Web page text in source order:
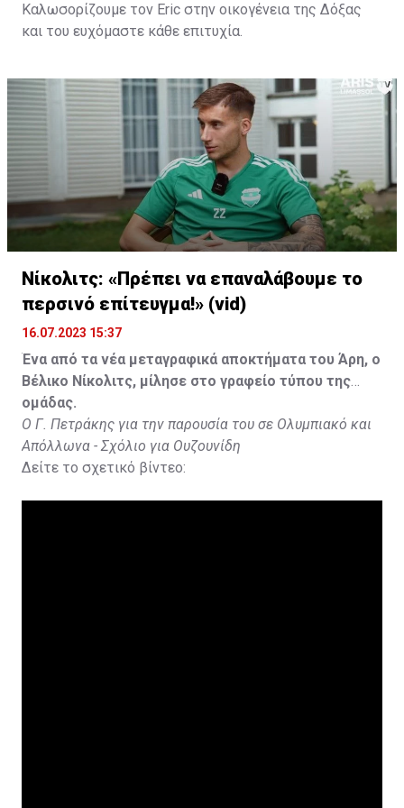
Καλωσορίζουμε τον Eric στην οικογένεια της Δόξας
και του ευχόμαστε κάθε επιτυχία.
Νίκολιτς: «Πρέπει να επαναλάβουμε το
περσινό επίτευγμα!» (vid)
16.07.2023 15:37
Ένα από τα νέα μεταγραφικά αποκτήματα του Άρη, ο
Βέλικο Νίκολιτς, μίλησε στο γραφείο τύπου της
ομάδας.
Ο Γ. Πετράκης για την παρουσία του σε Ολυμπιακό και
Απόλλωνα - Σχόλιο για Ουζουνίδη
Δείτε το σχετικό βίντεο: